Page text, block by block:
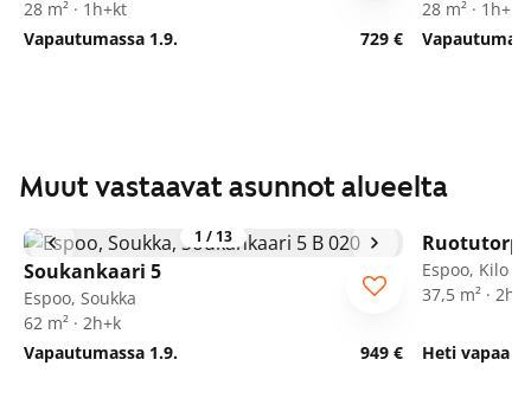
28 m² · 1h+kt
Vapautumassa 1.9.
729 €
28 m² · 1h+kt
Muut vastaavat asunnot alueelta
1 / 13
Soukankaari 5
Espoo, Soukka
62 m² · 2h+k
Vapautumassa 1.9.
949 €
ARA
Espoo, Kilo
37,5 m² ·
Heti vapaa